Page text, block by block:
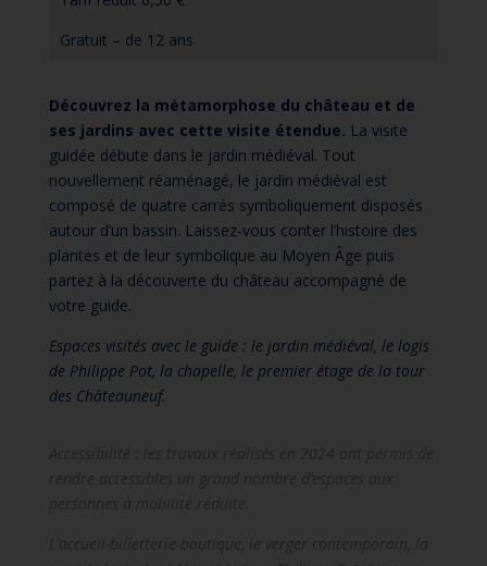
Gratuit – de 12 ans
Découvrez la métamorphose du château et de
ses jardins avec cette visite étendue. La visite
guidée débute dans le jardin médiéval. Tout
nouvellement réaménagé, le jardin médiéval est
composé de quatre carrés symboliquement disposés
autour d’un bassin. Laissez-vous conter l’histoire des
plantes et de leur symbolique au Moyen Âge puis
partez à la découverte du château accompagné de
votre guide.
Espaces visités avec le guide : le jardin médiéval, le logis
de Philippe Pot, la chapelle, le premier étage de la tour
des Châteauneuf.